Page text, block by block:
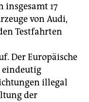
insgesamt 17
von Audi,
Testfahrten
Der Europäische
eindeutig
illegal
der